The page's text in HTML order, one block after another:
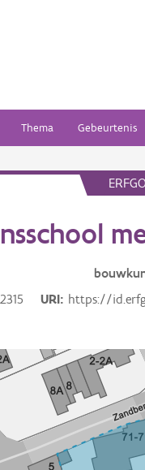
Thema Gebeurtenis
URI https://